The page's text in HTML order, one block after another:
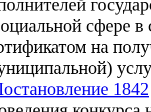
сфере
на
1842